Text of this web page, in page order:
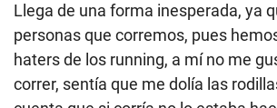
Llega de una forma inesperada, ya
personas que corremos, pues
haters de los running, a mí no me
correr, sentía que me dolía las